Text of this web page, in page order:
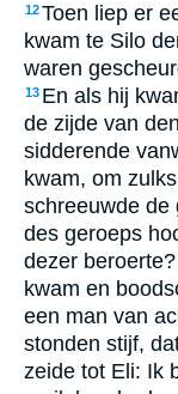
12Toen liep er
kwam te Silo
waren
13 En als hij
de zijde van
sidderende
kwam, om
schreeuwde de
des geroeps
dezer
kwam en
een man van
stonden stijf,
zeide tot Eli: Ik